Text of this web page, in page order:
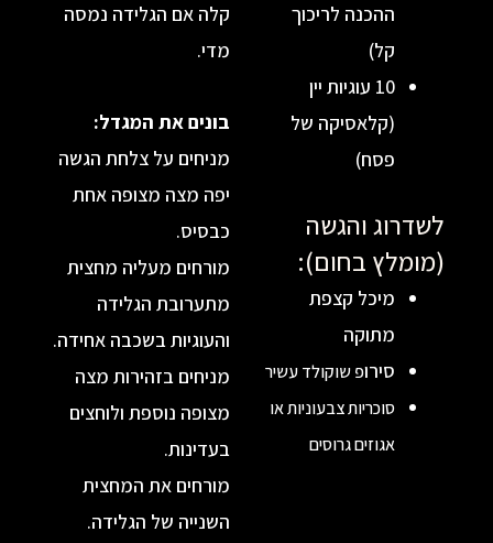
ההכנה לריכוך
10 עוגיות יין
(קלאסיקה של
והגשה
בחום):
מיכל קצפת
פ שוקולד עשיר
סוכריות צבעוניות או
קלה אם הגלידה נמסה
בונים את המגדל:
מניחים על צלחת הגשה
יפה מצה מצופה אחת
כבסיס.
מורחים מעליה מחצית
מתערובת הגלידה
והעוגיות בשכבה אחידה.
מניחים בזהירות מצה
מצופה נוספת ולוחצים
בעדינות.
מורחים את המחצית
השנייה של הגלידה.